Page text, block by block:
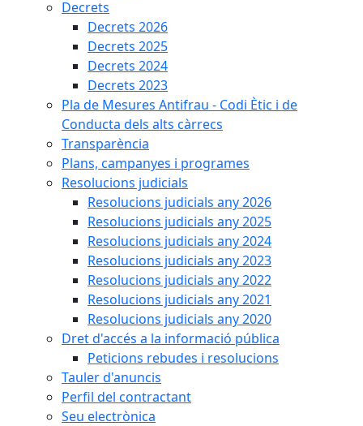
Decrets
Decrets 2026
Decrets 2025
Decrets 2024
Decrets 2023
Pla de Mesures Antifrau - Codi Ètic i de
Conducta dels alts càrrecs
Transparència
Plans, campanyes i programes
Resolucions judicials
Resolucions judicials any 2026
Resolucions judicials any 2025
Resolucions judicials any 2024
Resolucions judicials any 2023
Resolucions judicials any 2022
Resolucions judicials any 2021
Resolucions judicials any 2020
Dret d'accés a la informació pública
Peticions rebudes i resolucions
Tauler d'anuncis
Perfil del contractant
Seu electrònica